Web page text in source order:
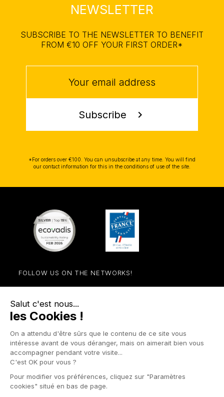
NEWSLETTER
SUBSCRIBE TO THE NEWSLETTER TO BENEFIT
FROM €10 OFF YOUR FIRST ORDER*
Subscribe chevron_right
*For orders over €100. You can unsubscribe at any time. You will find
our contact information for this in the conditions of use of the site.
STORE 
PRODUCTS
OUR COMPANY 
FOLLOW US ON THE NETWORKS!
Facebook